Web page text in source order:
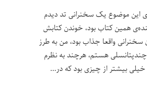
این موضوع یک سخنرانی تد دیدم
همین کتاب بود، خوندن کتابش
سخنرانی واقعا جذاب بود، من به طرز
چندپتانسلی هستم، هرچند به نظرم
خیلی بیشتر از چیزی بود که در